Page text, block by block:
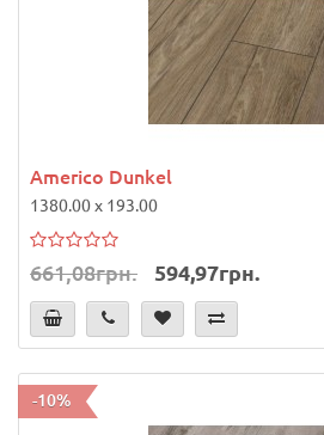
Americo Dunkel
1380.00 x 193.00
661,08грн. 594,97грн.
-10%